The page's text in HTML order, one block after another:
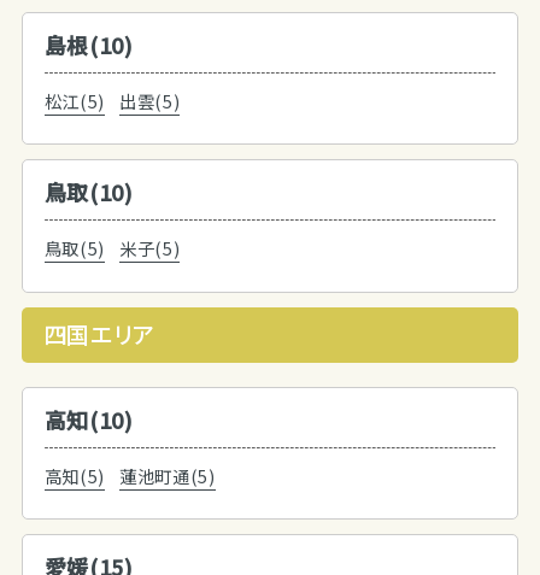
島根(10)
松江(5) 出雲(5)
鳥取(10)
鳥取(5) 米子(5)
四国エリア
高知(10)
高知(5) 蓮池町通(5)
愛媛(15)